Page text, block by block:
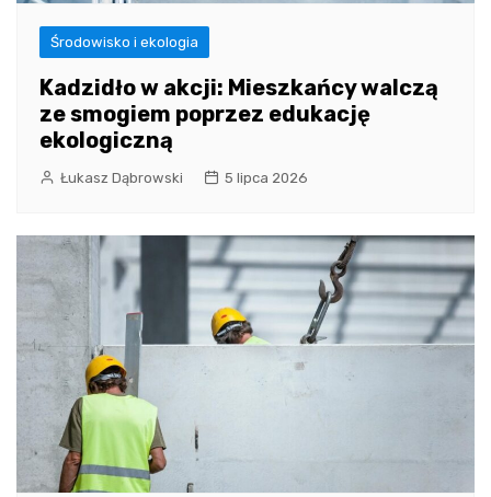
Środowisko i ekologia
Kadzidło w akcji: Mieszkańcy walczą
ze smogiem poprzez edukację
ekologiczną
Łukasz Dąbrowski 5 lipca 2026